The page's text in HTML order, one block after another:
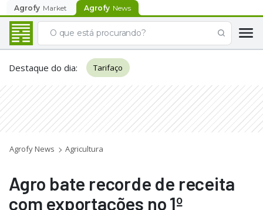
Agrofy Market Agrofy News
Destaque do dia: Tarifaço
Agrofy News Agricultura
Agro bate recorde de receita
com exportações no 1º